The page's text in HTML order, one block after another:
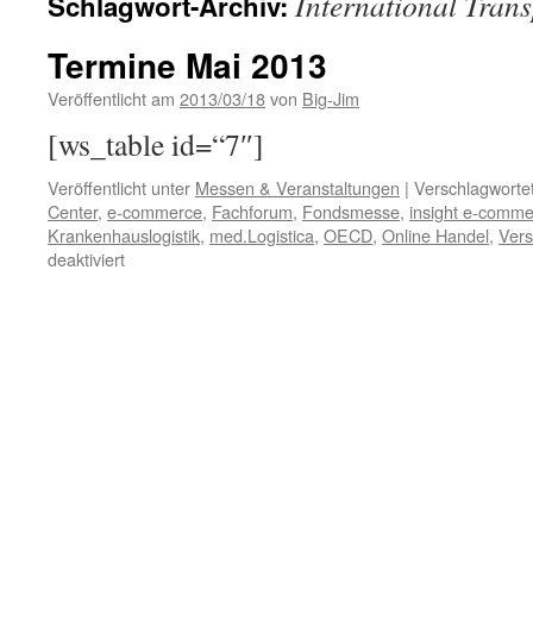
Termine Mai 2013
Veröffentlicht am 2013/03/18von Big-Jim
[ws_table id=“7″]
Veröffentlicht unter Messen & Veranstaltungen |
Center, e-commerce, Fachforum, Fondsmesse, insight e-
Krankenhauslogistik, med.Logistica, OECD, Online Handel,
deaktiviertfür